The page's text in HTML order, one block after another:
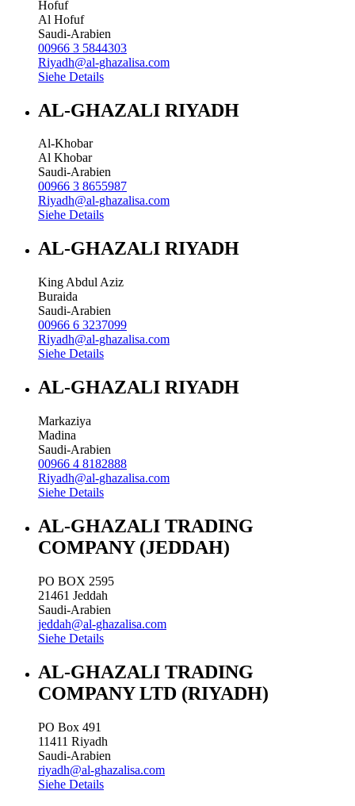
Hofuf
Al Hofuf
Saudi-Arabien
00966 3 5844303
Riyadh@al-ghazalisa.com
Siehe Details
AL-GHAZALI RIYADH
Al-Khobar
Al Khobar
Saudi-Arabien
00966 3 8655987
Riyadh@al-ghazalisa.com
Siehe Details
AL-GHAZALI RIYADH
King Abdul Aziz
Buraida
Saudi-Arabien
00966 6 3237099
Riyadh@al-ghazalisa.com
Siehe Details
AL-GHAZALI RIYADH
Markaziya
Madina
Saudi-Arabien
00966 4 8182888
Riyadh@al-ghazalisa.com
Siehe Details
AL-GHAZALI TRADING
COMPANY (JEDDAH)
PO BOX 2595
21461 Jeddah
Saudi-Arabien
jeddah@al-ghazalisa.com
Siehe Details
AL-GHAZALI TRADING
COMPANY LTD (RIYADH)
PO Box 491
11411 Riyadh
Saudi-Arabien
riyadh@al-ghazalisa.com
Siehe Details